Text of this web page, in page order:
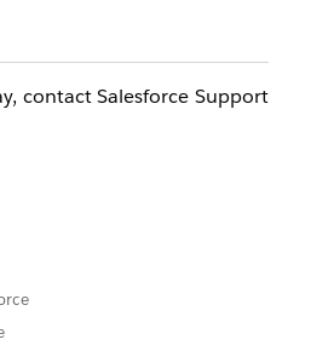
contact Salesforce Support